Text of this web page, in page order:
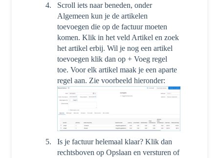
Scroll iets naar beneden, onder
Algemeen kun je de artikelen
toevoegen die op de factuur moeten
komen. Klik in het veld Artikel en zoek
het artikel erbij. Wil je nog een artikel
toevoegen klik dan op + Voeg regel
toe. Voor elk artikel maak je een aparte
regel aan. Zie voorbeeld hieronder:
Is je factuur helemaal klaar? Klik dan
rechtsboven op Opslaan en versturen of